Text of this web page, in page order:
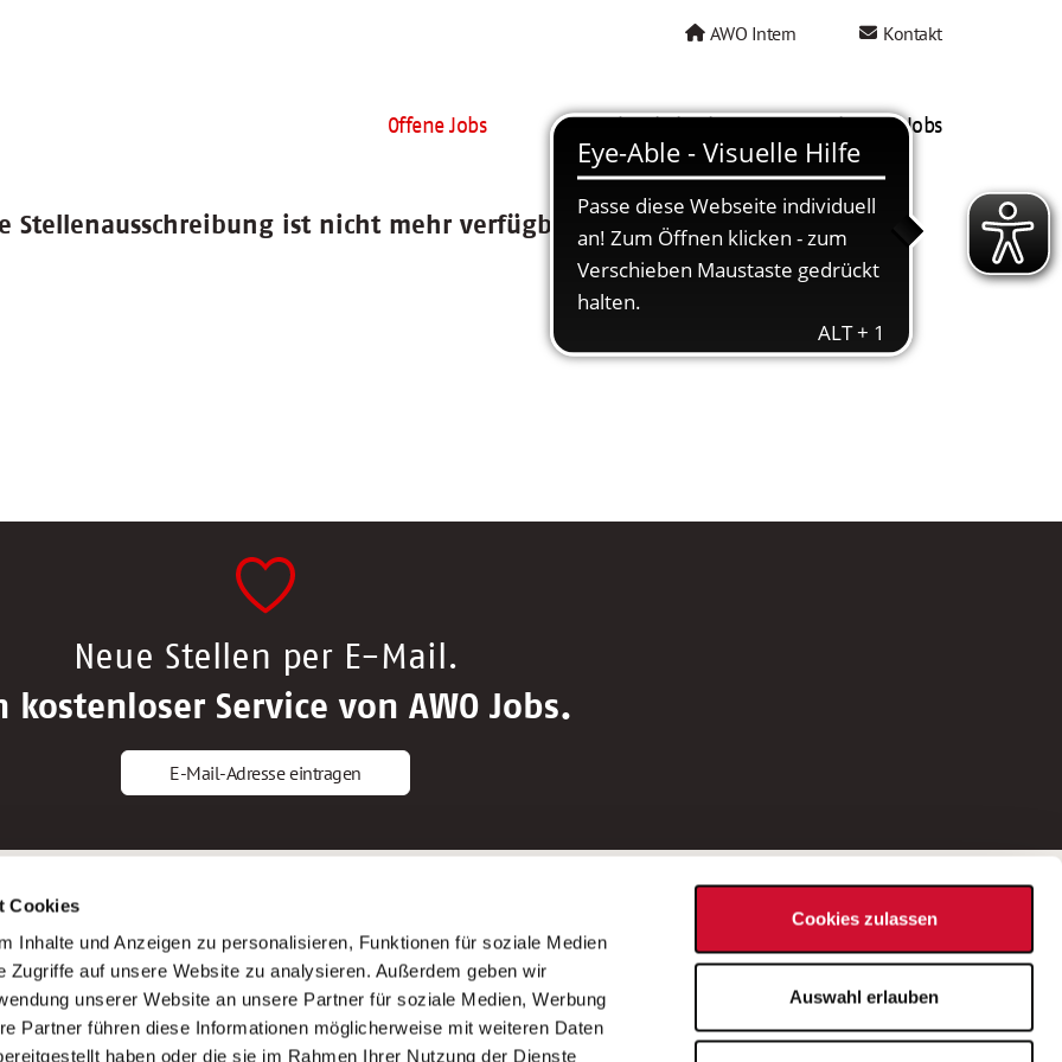
Cookies
Inhalte und Anzeigen zu personalisieren, Funktionen für soziale Medien
Zugriffe auf unsere Website zu analysieren. Außerdem geben wir
unserer Website an unsere Partner für soziale Medien, Werbung
Partner führen diese Informationen möglicherweise mit weiteren Daten
haben oder die sie im Rahmen Ihrer Nutzung der Dienste
Cookies zulassen
Auswahl erlauben
AWO Intern Kontakt
Offene Jobs AWO als Arbeitgeber Mein AWO Jobs
Stellenausschreibung ist nicht mehr verfügbar.
Neue Stellen per E-Mail.
kostenloser Service von AWO Jobs.
E-Mail-Adresse eintragen
Altenpfleger*in
Krankenpfleger*in
Altenpflegehelfer*in
Erzieher*in
AWO Gliederungen nach Bundesland
Stellenangebote nach Bundesländern
Sitemap
Impressum
Datenschutz
Bei Fragen zu einer Stellenausschreibung
wenden Sie sich bitte an die*den in der
Stellenausschreibung genannte*n